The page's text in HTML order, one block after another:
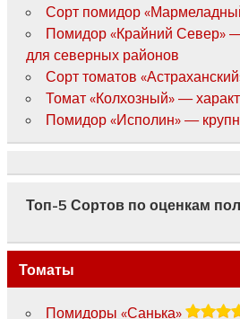
Сорт помидор
Помидор «Крайний Север»
для северных районов
Сорт томатов
Томат «Колхозный» —
Помидор «Исполин» —
Топ-5 Сортов по оценкам
Томаты
Помидоры «Санька»